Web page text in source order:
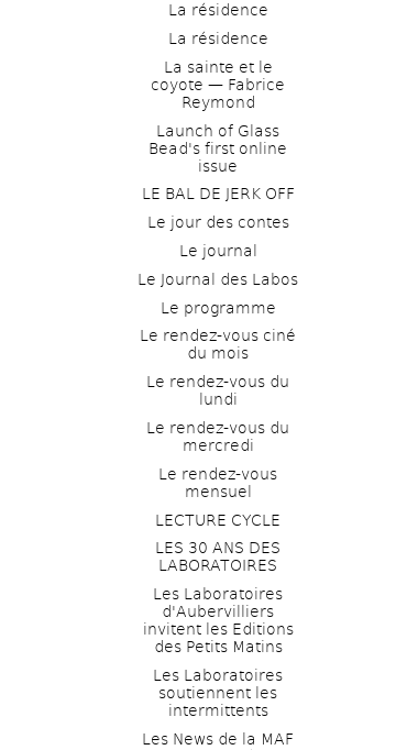
La résidence
La résidence
La sainte et le
coyote — Fabrice
Reymond
Launch of Glass
Bead's first online
issue
LE BAL DE JERK OFF
Le jour des contes
Le journal
Le Journal des Labos
Le programme
Le rendez-vous ciné
du mois
Le rendez-vous du
lundi
Le rendez-vous du
mercredi
Le rendez-vous
mensuel
LECTURE CYCLE
LES 30 ANS DES
LABORATOIRES
Les Laboratoires
d'Aubervilliers
invitent les Editions
des Petits Matins
Les Laboratoires
soutiennent les
intermittents
Les News de la MAF